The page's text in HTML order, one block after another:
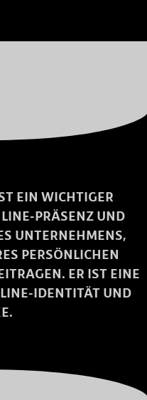
EIN WICHTIGER
PRÄSENZ UND
UNTERNEHMENS,
PERSÖNLICHEN
ER IST EINE
IDENTITÄT UND